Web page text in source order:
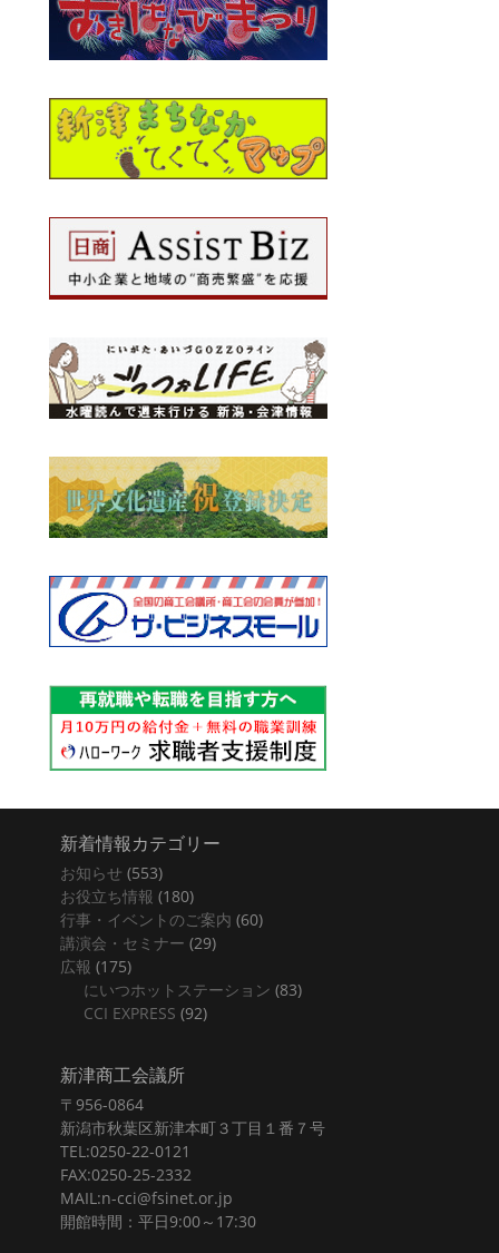
新着情報カテゴリー
お知らせ (553)
お役立ち情報 (180)
行事・イベントのご案内 (60)
講演会・セミナー (29)
広報 (175)
にいつホットステーション (83)
CCI EXPRESS (92)
新津商工会議所
〒956-0864
新潟市秋葉区新津本町３丁目１番７号
TEL:0250-22-0121
FAX:0250-25-2332
MAIL:n-cci@fsinet.or.jp
開館時間：平日9:00～17:30